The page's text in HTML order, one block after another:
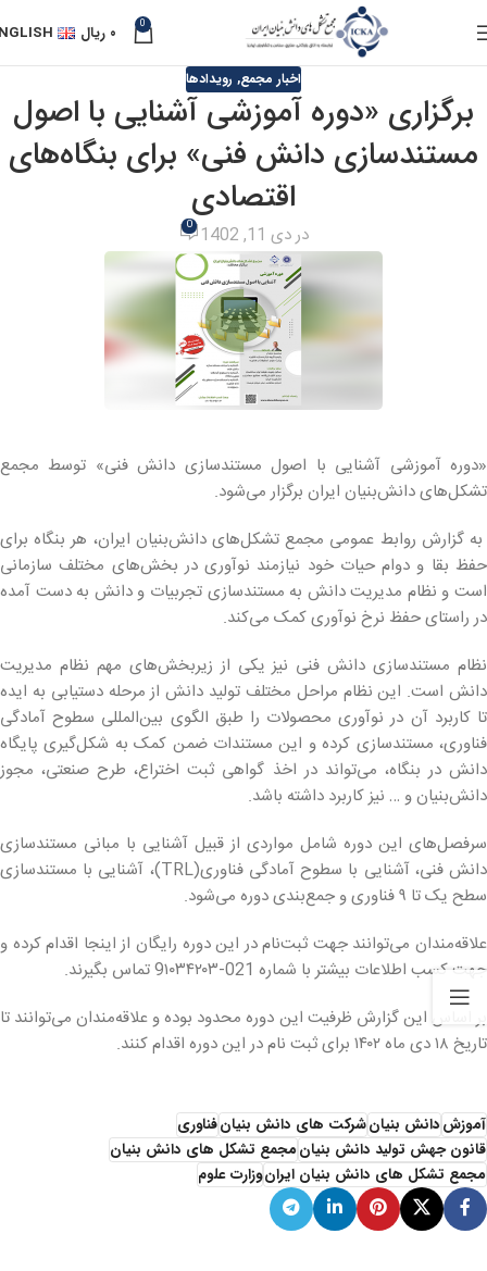
0 ۰ ریال
اخبار مجمع, رویدادها
برگزاری «دوره آموزشی آشنایی با اصول
مستندسازی دانش فنی» برای بنگاه‌های
اقتصادی
در دی 11, 1402 0
«دوره آموزشی آشنایی با اصول مستندسازی دانش فنی» توسط مجمع
تشکل‌های دانش‌بنیان ایران برگزار می‌شود.
به گزارش روابط عمومی مجمع تشکل‌های دانش‌بنیان ایران، هر بنگاه برای
حفظ بقا و دوام حیات خود نیازمند نوآوری در بخش‌های مختلف سازمانی
است و نظام مدیریت دانش به مستندسازی تجربیات و دانش به دست آمده
در راستای حفظ نرخ نوآوری کمک می‌کند.
نظام مستندسازی دانش فنی نیز یکی از زیربخش‌های مهم نظام مدیریت
دانش است. این نظام مراحل مختلف تولید دانش از مرحله دستیابی به ایده
تا کاربرد آن در نوآوری محصولات را طبق الگوی بین‌المللی سطوح آمادگی
فناوری، مستندسازی کرده و این مستندات ضمن کمک به شکل‌گیری پایگاه
دانش در بنگاه، می‌تواند در اخذ گواهی ثبت اختراع، طرح‌ صنعتی، مجوز
دانش‌بنیان و … نیز کاربرد داشته باشد.
سرفصل‌های این دوره شامل مواردی از قبیل آشنایی با مبانی مستندسازی
دانش فنی، آشنایی با سطوح آمادگی فناوری(TRL)، آشنایی با مستندسازی
سطح یک تا ۹ فناوری و جمع‌بندی دوره می‌شود.
علاقه‌مندان می‌توانند جهت ثبت‌نام در این دوره رایگان از اینجا اقدام کرده و
جهت کسب اطلاعات بیشتر با شماره 021-9۱۰۳۴۲۰۳ تماس بگیرند.
بر اساس این گزارش ظرفیت این دوره محدود بوده و علاقه‌مندان می‌توانند تا
تاریخ ۱۸ دی ماه ۱۴۰۲ برای ثبت نام در این دوره اقدام کنند.
آموزشدانش بنیانشرکت های دانش بنیانفناوری
قانون جهش تولید دانش بنیانمجمع تشکل های دانش بنیان
مجمع تشکل های دانش بنیان ایرانوزارت علوم